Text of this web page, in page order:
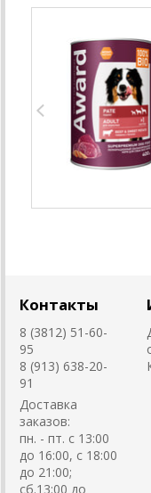
Контакты
8 (3812) 51-60-
95
8 (913) 638-20-
91
Доставка
заказов:
пн. - пт. с 13:00
до 16:00, с 18:00
до 21:00;
сб.13:00 до